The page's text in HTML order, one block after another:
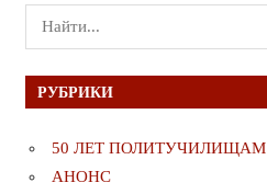
Поиск
для:
РУБРИКИ
50 ЛЕТ ПОЛИТУЧИЛИЩАМ
АНОНС